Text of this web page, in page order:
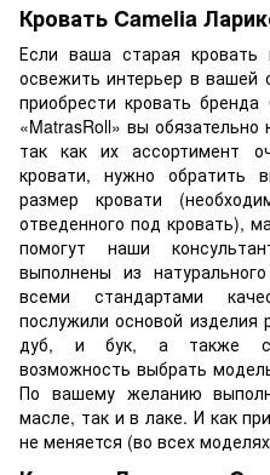
Кровать Camelia
Если ваша старая
освежить интерьер в вашей
приобрести кровать бренда
«MatrasRoll» вы
так как их ассортимент
кровати, нужно обратить
размер кровати
отведенного под кровать),
помогут наши
выполнены из
всеми стандартами
послужили основой
дуб, и бук, а также
возможность выбрать
По вашему желанию
масле, так и в лаке. И как
не меняется (во всех